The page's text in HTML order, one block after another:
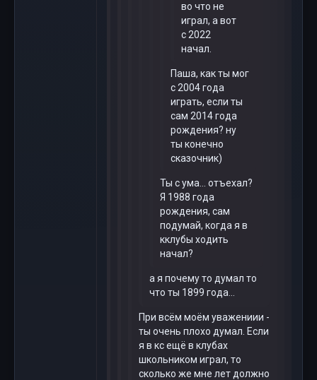
во что не
играл, а вот
с 2022
начал.
Паша, как ты мог
с 2004 года
играть, если ты
сам 2014 года
рождения? ну
ты конечно
сказочник)
Ты с ума... отъехал?
Я 1988 года
рождения, сам
подумай, когда я в
кклубы ходить
начал?
а я почему то думал то
что ты 1899 года...
При всём моём уважениии -
ты очень плохо думал. Если
я в кс ещё в клубах
школьником играл, то
сколько же мне лет должно